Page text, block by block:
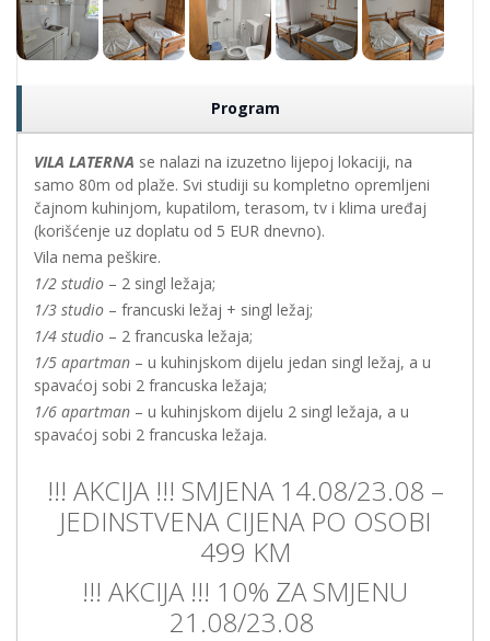
Program
VILA LATERNA se nalazi na izuzetno lijepoj lokaciji, na
samo 80m od plaže. Svi studiji su kompletno opremljeni
čajnom kuhinjom, kupatilom, terasom, tv i klima uređaj
(korišćenje uz doplatu od 5 EUR dnevno).
Vila nema peškire.
1/2 studio – 2 singl ležaja;
1/3 studio – francuski ležaj + singl ležaj;
1/4 studio – 2 francuska ležaja;
1/5 apartman – u kuhinjskom dijelu jedan singl ležaj, a u
spavaćoj sobi 2 francuska ležaja;
1/6 apartman – u kuhinjskom dijelu 2 singl ležaja, a u
spavaćoj sobi 2 francuska ležaja.
!!! AKCIJA !!! SMJENA 14.08/23.08 –
JEDINSTVENA CIJENA PO OSOBI
499 KM
!!! AKCIJA !!! 10% ZA SMJENU
21.08/23.08